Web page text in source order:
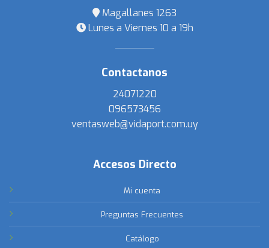
Magallanes 1263
Lunes a Viernes 10 a 19h
Contactanos
24071220
096573456
ventasweb@vidaport.com.uy
Accesos Directo
Mi cuenta
Preguntas Frecuentes
Catálogo